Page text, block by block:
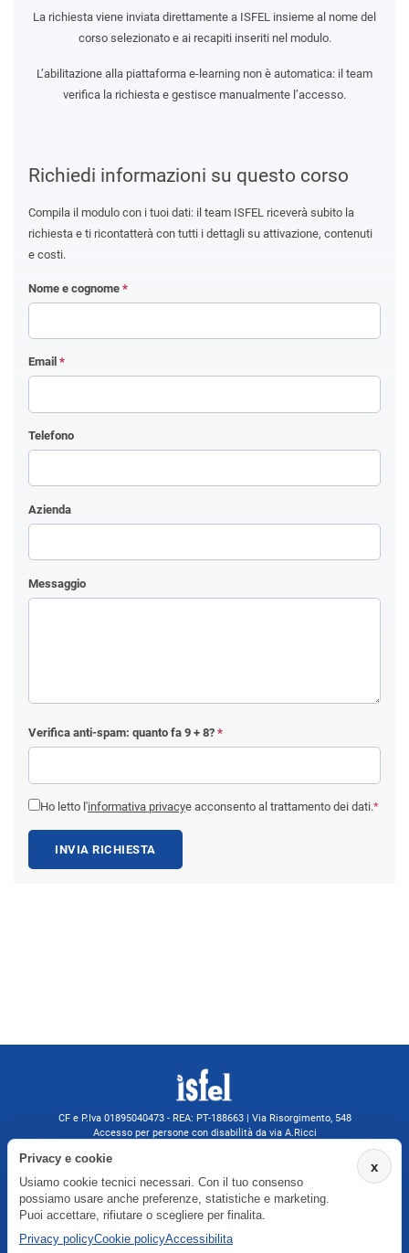
Richiedi informazioni su questo corso
Compila il modulo con i tuoi dati: il team ISFEL riceverà subito la
richiesta e ti ricontatterà con tutti i dettagli su attivazione, contenuti
e costi.
Nome e cognome *
Email *
Telefono
Azienda
Messaggio
Verifica anti-spam: quanto fa 9 + 8? *
Ho letto l'informativa privacye acconsento al trattamento dei dati.*
INVIA RICHIESTA
La richiesta viene inviata direttamente a ISFEL insieme al nome del
corso selezionato e ai recapiti inseriti nel modulo.
L’abilitazione alla piattaforma e-learning non è automatica: il team
verifica la richiesta e gestisce manualmente l’accesso.
CF e P.Iva 01895040473 - REA: PT-188663 | Via Risorgimento, 548
Accesso per persone con disabilità da via A.Ricci
isfel@pec.it
Informativa privacy
x
Privacy e cookie
Usiamo cookie tecnici necessari. Con il tuo consenso
possiamo usare anche preferenze, statistiche e marketing.
Puoi accettare, rifiutare o scegliere per finalita.
Privacy policyCookie policyAccessibilita